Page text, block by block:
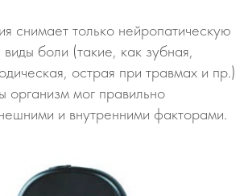
снимает только нейропатическую
боли (такие, как зубная,
острая при травмах и пр.)
организм мог правильно
и внутренними факторами.